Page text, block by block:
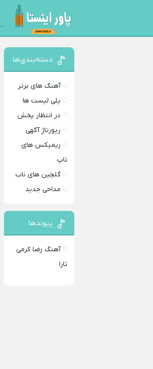
دسته‌بندی‌ها
آهنگ های برتر
پلی لیست ها
در انتظار پخش
رپورتاژ آگهی
ریمیکس های
تاپ
گلچین های ناب
مداحی جدید
پیوندها
آهنگ رضا کرمی
تارا